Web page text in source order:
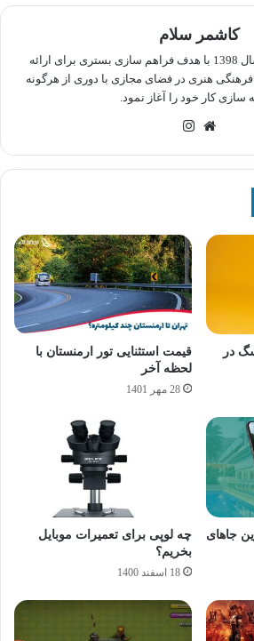
کاشمر سلام
رسانه کاشمر سلام، از سال 1398 با هدف فراهم سازی بستری برای ارائه
هنری در فضای مجازی با دوری از هرگونه
سازی کار خود را آغاز نمود.
وبسایت
در
قیمت استثنایی تور ارمنستان با
لحظه آخر
28 مهر 1401
جاهای
چه لوپی برای تعمیرات موبایل
بخریم؟
18 اسفند 1400